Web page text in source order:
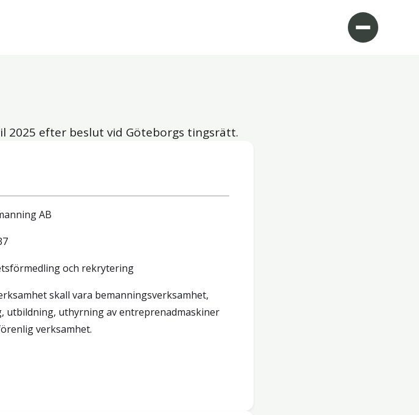
2025 efter beslut vid Göteborgs tingsrätt.
AB
och rekrytering
skall vara bemanningsverksamhet,
utbildning, uthyrning av entreprenadmaskiner
verksamhet.